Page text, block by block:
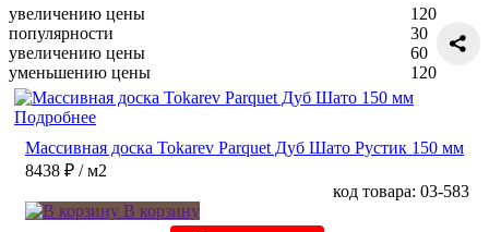
увеличению цены
популярности
увеличению цены
уменьшению цены
120
30
60
120
Подробнее
Массивная доска Tokarev Parquet Дуб Шато Рустик 150 мм
8438 ₽ / м2
код товара: 03-583
В корзину